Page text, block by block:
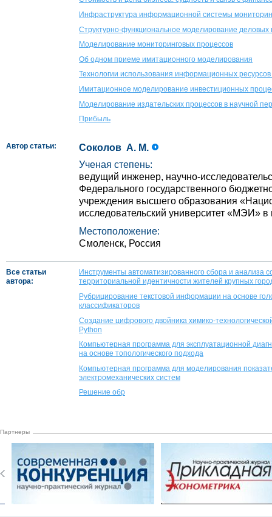
Инфраструктура информационной системы
Структурно-функциональное моделирование деловых
Моделирование мониторинговых процессов
Об одном приеме имитационного моделирования
Технологии использования информационных
Имитационное моделирование инвестиционных
Моделирование издательских процессов в научной
Прибыль
Автор статьи:
Соколов А. М.
Ученая степень:
ведущий инженер, научно-
Федерального государственного
учреждения высшего образования
исследовательский университет «МЭИ» в
Местоположение:
Смоленск, Россия
Все статьи
автора:
Инструменты автоматизированного сбора и анализа
территориальной идентичности жителей крупных
Рубрицирование текстовой информации на основе
классификаторов
Создание цифрового двойника химико-
Python
Компьютерная программа для эксплуатационной
на основе топологического подхода
Компьютерная программа для моделирования
электромеханических систем
Решение обр
Партнеры